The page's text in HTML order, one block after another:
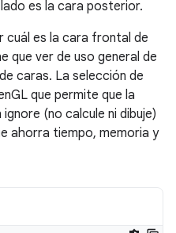
es la cara posterior.
cuál es la cara frontal de
que ver de uso general de
caras. La selección de
que permite que la
(no calcule ni dibuje)
ahorra tiempo, memoria y